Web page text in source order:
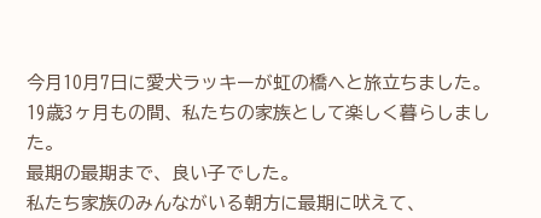
今月10月7日に愛犬ラッキーが虹の橋へと旅立ちました。
19歳3ヶ月もの間、私たちの家族として楽しく暮らしまし
た。
最期の最期まで、良い子でした。
私たち家族のみんながいる朝方に最期に吠えて、